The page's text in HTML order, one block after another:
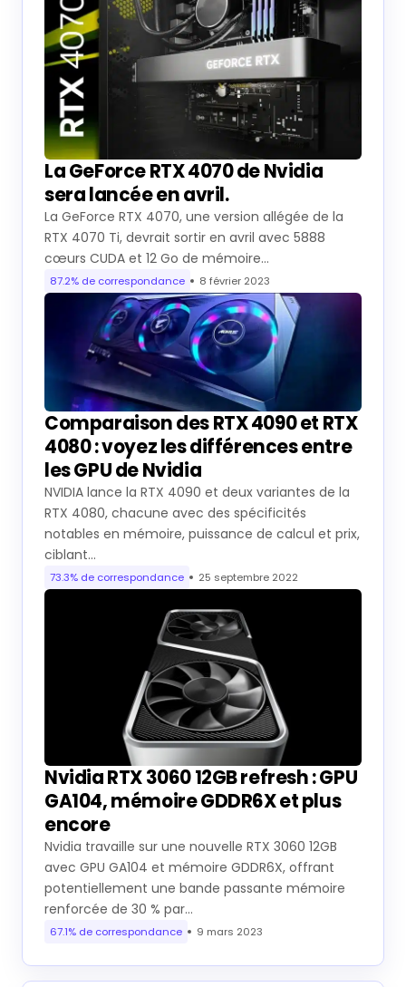
La GeForce RTX 4070 de Nvidia
sera lancée en avril.
La GeForce RTX 4070, une version allégée de la
RTX 4070 Ti, devrait sortir en avril avec 5888
cœurs CUDA et 12 Go de mémoire…
87.2% de correspondance 8 février 2023
Comparaison des RTX 4090 et RTX
4080 : voyez les différences entre
les GPU de Nvidia
NVIDIA lance la RTX 4090 et deux variantes de la
RTX 4080, chacune avec des spécificités
notables en mémoire, puissance de calcul et prix,
ciblant…
73.3% de correspondance 25 septembre 2022
Nvidia RTX 3060 12GB refresh : GPU
GA104, mémoire GDDR6X et plus
encore
Nvidia travaille sur une nouvelle RTX 3060 12GB
avec GPU GA104 et mémoire GDDR6X, offrant
potentiellement une bande passante mémoire
renforcée de 30 % par…
67.1% de correspondance 9 mars 2023